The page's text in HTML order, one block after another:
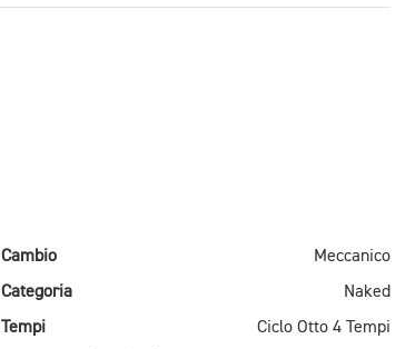
Cambio
Meccanico
Categoria
Naked
Tempi
Ciclo Otto 4 Tempi